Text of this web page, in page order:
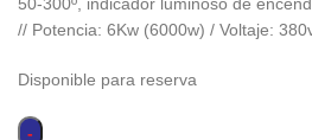
// Potencia: 6Kw (6000w) / Voltaje:
Disponible para reserva